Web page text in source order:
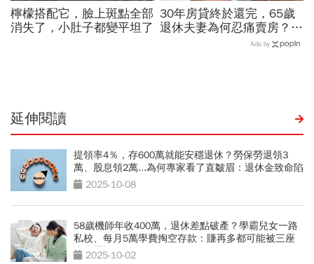
檸檬搭配它，臉上斑點全部
消失了，小肚子都變平坦了
30年房貸終於還完，65歲
退休夫妻為何忍痛賣房？
「55坪透天厝只剩打掃拔
Ads by
延伸閱讀
提領率4％，存600萬就能安穩退休？勞保勞退領3
萬、股息領2萬...為何專家看了直皺眉：退休金致命陷
阱 2025-10-08
58歲機師年收400萬，退休差點破產？學霸兒女一路
私校、每月5萬學費掏空存款：賺再多都可能被三座
大山壓垮
2025-10-02